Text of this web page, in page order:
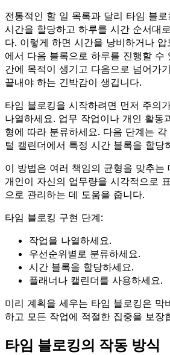
전통적인 할 일 목록과 달리 타임 블
시간을 할당하고 하루를 시간 순서대
다. 이렇게 하면 시간을 낭비하거나
에서 다음 블록으로 하루를 진행할 수
간에 목적이 생기고 다음으로 넘어가
끝내야 하는 긴박감이 생깁니다.
타임 블로킹을 시작하려면 먼저 주의
나열하세요. 업무 작업이나 개인 활동
형에 따라 분류하세요. 다음 단계는
털 캘린더에서 특정 시간 블록을 할당
이 방법은 여러 책임의 균형을 맞추는
개인이 자신의 업무량을 시각적으로
으로 관리하는 데 도움을 줍니다.
타임 블로킹 구현 단계:
작업을 나열하세요.
우선순위별로 분류하세요.
시간 블록을 할당하세요.
플래너나 캘린더를 사용하세요.
미리 계획을 세우는 타임 블로킹은 막
하고 모든 작업에 적절한 집중을 보장
타임 블로킹의 작동 방식